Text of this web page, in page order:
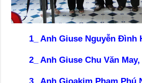
1_ Anh Giuse Nguyễn Đình
2_ Anh Giuse Chu Văn May,